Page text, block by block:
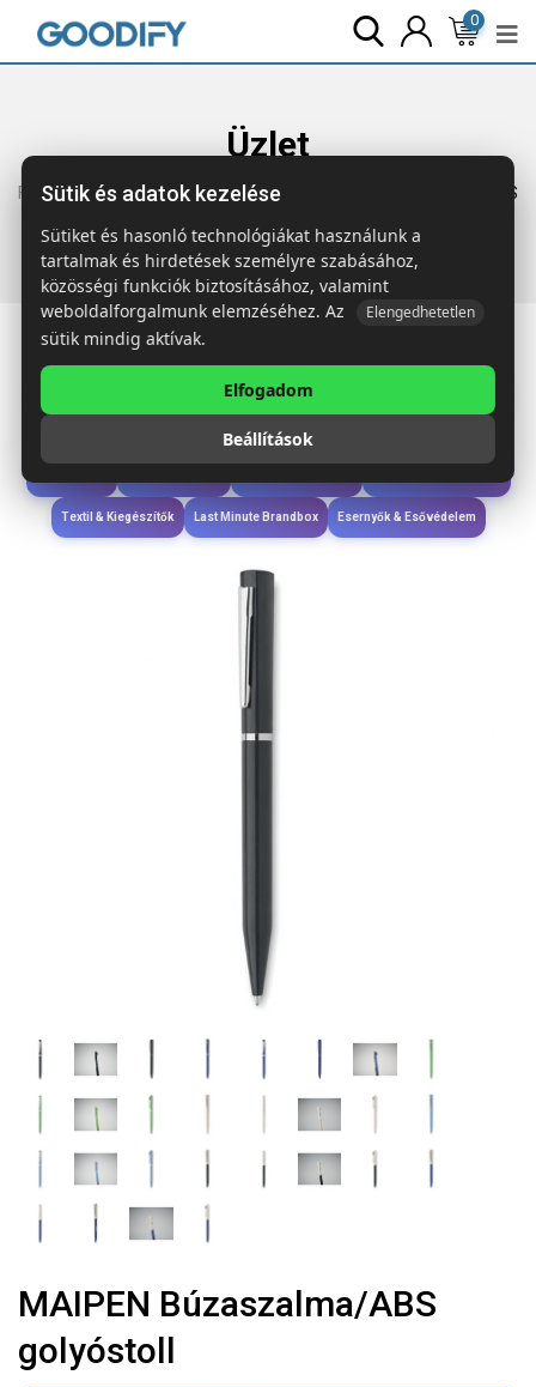
0
Üzlet
Főoldal Termékek Iroda & Írás
MAIPEN Búzaszalma/ABS
golyóstoll
Étkezés & Ivás
Wellness & Ápolás
Textil & Kiegészítők Last Minute Brandbox Esernyők & Esővédelem
MAIPEN Búzaszalma/ABS
golyóstoll
Sütik és adatok kezelése
Sütiket és hasonló technológiákat használunk a
tartalmak és hirdetések személyre szabásához,
közösségi funkciók biztosításához, valamint
weboldalforgalmunk elemzéséhez. Az
Elengedhetetlen
sütik mindig aktívak.
Elfogadom
Beállítások